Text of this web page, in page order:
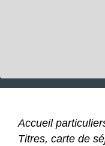
Accueil
Titres, carte de